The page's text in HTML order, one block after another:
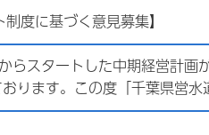
度に基づく意見募集】
らスタートした中期経営計
ります。この度「千葉県営